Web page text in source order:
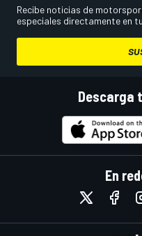
Recibe noticias de
especiales directamente en
Descarga
En